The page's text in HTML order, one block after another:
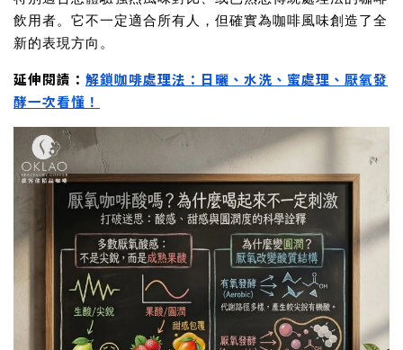
飲用者。它不一定適合所有人，但確實為咖啡風味創造了全
新的表現方向。
延伸閱讀： 解鎖咖啡處理法：日曬、水洗、蜜處理、厭氧發
酵一次看懂！